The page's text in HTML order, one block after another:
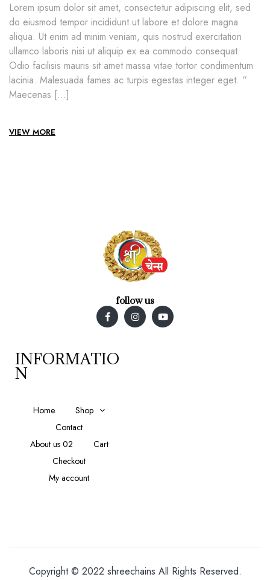
Lorem ipsum dolor sit amet, consectetur adipiscing elit, sed
do eiusmod tempor incididunt ut labore et dolore magna
aliqua. Ut enim ad minim veniam, quis nostrud exercitation
ullamco laboris nisi ut aliquip ex ea commodo consequat.
Odio facilisis mauris sit amet massa vitae tortor condimentum
lacinia. Malesuada fames ac turpis egestas integer eget. “
Maecenas […]
VIEW MORE
follow us
INFORMATIO
N
Home
Shop
Contact
About us 02
Cart
Checkout
My account
Copyright © 2022 shreechains All Rights Reserved.